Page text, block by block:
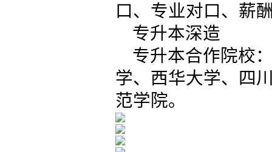
口、专业对口、薪
专升本深造
专升本合作院校
学、西华大学、四
范学院。